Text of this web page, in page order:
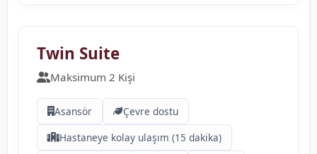
Twin Suite
Maksimum 2 Kişi
Asansör
Çevre dostu
Hastaneye kolay ulaşım (15 dakika)